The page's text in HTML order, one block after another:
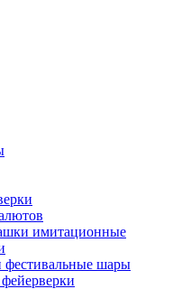
имитационные
шары